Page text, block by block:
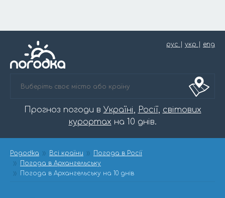
рус укр eng
Прогноз погоди в Україні, Росії, світових
курортах на 10 днів.
Pogodka Всі країни
Погода в Росії
Погода в Архангельську
Погода в Архангельську на 10 днів